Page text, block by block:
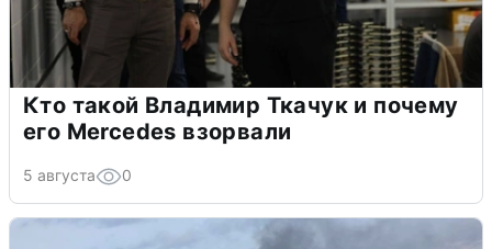
Кто такой Владимир Ткачук и почему
его Mercedes взорвали
5 августа 0